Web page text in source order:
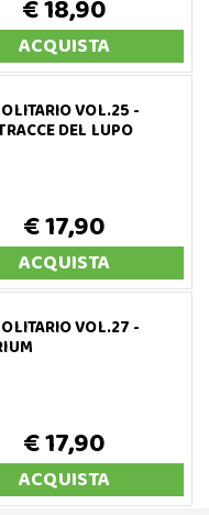
€ 18,90
ACQUISTA
VOL.25 -
DEL LUPO
€ 17,90
ACQUISTA
VOL.27 -
€ 17,90
ACQUISTA